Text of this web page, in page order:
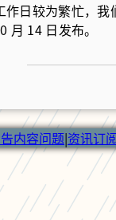
日较为繁忙，
14 日发布。
内容问题|资讯订